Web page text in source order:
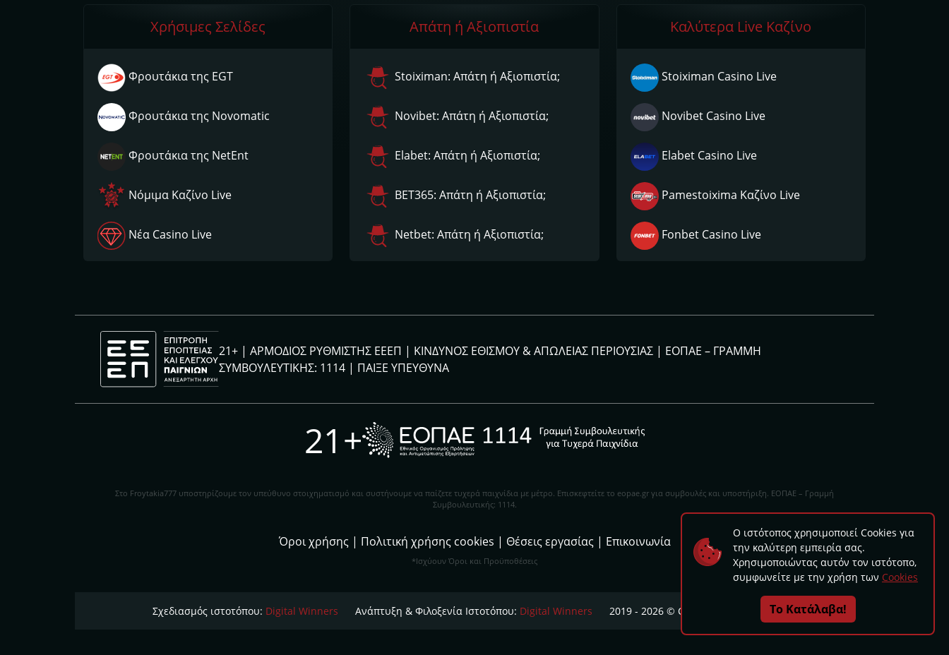
Χρήσιμες Σελίδες
Φρουτάκια της EGT
Φρουτάκια της Novomatic
Φρουτάκια της NetEnt
Νόμιμα Kαζίνο Live
Νέα Casino Live
Απάτη ή Αξιοπιστία
Stoiximan: Απάτη ή Αξιοπιστία;
Novibet: Απάτη ή Αξιοπιστία;
Elabet: Απάτη ή Αξιοπιστία;
ΒΕΤ365: Απάτη ή Αξιοπιστία;
Netbet: Απάτη ή Αξιοπιστία;
Καλύτερα Live Καζίνο
Stoiximan Casino Live
Novibet Casino Live
Elabet Casino Live
Pamestoixima Καζίνο Live
Fonbet Casino Live
21+ | ΑΡΜΟΔΙΟΣ ΡΥΘΜΙΣΤΗΣ ΕΕΕΠ | ΚΙΝΔΥΝΟΣ ΕΘΙΣΜΟΥ & ΑΠΩΛΕΙΑΣ ΠΕΡΙΟΥΣΙΑΣ | ΕΟΠΑΕ – ΓΡΑΜΜΗ
ΣΥΜΒΟΥΛΕΥΤΙΚΗΣ: 1114 | ΠΑΙΞΕ ΥΠΕΥΘΥΝΑ
21+
Στο Froytakia777 υποστηρίζουμε τον υπεύθυνο στοιχηματισμό και συστήνουμε να παίζετε τυχερά παιχνίδια με μέτρο. Eπισκεφτείτε το eopae.gr για συμβουλές και υποστήριξη. ΕΟΠΑΕ – Γραμμή
Συμβουλευτικής: 1114.
Όροι χρήσης | Πολιτική χρήσης cookies | Θέσεις εργασίας | Επικοινωνία
*Ισχύουν Όροι και Προϋποθέσεις
Σχεδιασμός ιστοτόπου: Digital Winners Ανάπτυξη & Φιλοξενία Ιστοτόπου: Digital Winners 2019 - 2026 © Copyright froytakia777.gr
Ο ιστότοπος χρησιμοποιεί Cookies για
την καλύτερη εμπειρία σας.
Χρησιμοποιώντας αυτόν τον ιστότοπο,
συμφωνείτε με την χρήση των Cookies
Το Κατάλαβα!